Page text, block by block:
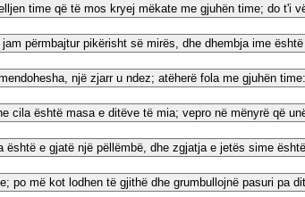
time që të mos kryej mëkate me gjuhën time; do t'i
përmbajtur pikërisht së mirës, dhe dhembja ime është
një zjarr u ndez; atëherë fola me gjuhën time:
cila është masa e ditëve të mia; vepro në mënyrë që
e gjatë një pëllëmbë, dhe zgjatja e jetës sime
po më kot lodhen të gjithë dhe grumbullojnë pasuri pa